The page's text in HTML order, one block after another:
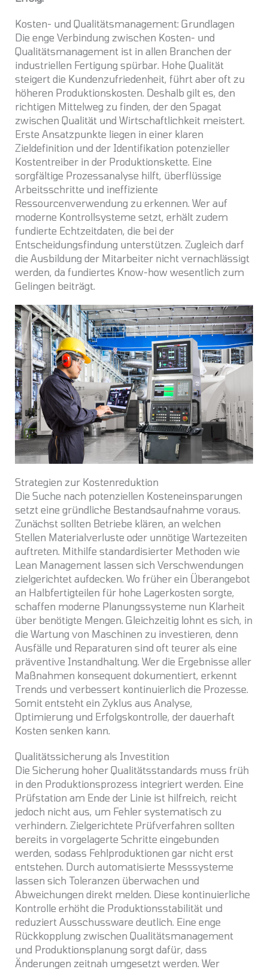
Kosten- und Qualitätsmanagement: Grundlagen
Die enge Verbindung zwischen Kosten- und
Qualitätsmanagement ist in allen Branchen der
industriellen Fertigung spürbar. Hohe Qualität
steigert die Kundenzufriedenheit, führt aber oft zu
höheren Produktionskosten. Deshalb gilt es, den
richtigen Mittelweg zu finden, der den Spagat
zwischen Qualität und Wirtschaftlichkeit meistert.
Erste Ansatzpunkte liegen in einer klaren
Zieldefinition und der Identifikation potenzieller
Kostentreiber in der Produktionskette. Eine
sorgfältige Prozessanalyse hilft, überflüssige
Arbeitsschritte und ineffiziente
Ressourcenverwendung zu erkennen. Wer auf
moderne Kontrollsysteme setzt, erhält zudem
fundierte Echtzeitdaten, die bei der
Entscheidungsfindung unterstützen. Zugleich darf
die Ausbildung der Mitarbeiter nicht vernachlässigt
werden, da fundiertes Know-how wesentlich zum
Gelingen beiträgt.
Strategien zur Kostenreduktion
Die Suche nach potenziellen Kosteneinsparungen
setzt eine gründliche Bestandsaufnahme voraus.
Zunächst sollten Betriebe klären, an welchen
Stellen Materialverluste oder unnötige Wartezeiten
auftreten. Mithilfe standardisierter Methoden wie
Lean Management lassen sich Verschwendungen
zielgerichtet aufdecken. Wo früher ein Überangebot
an Halbfertigteilen für hohe Lagerkosten sorgte,
schaffen moderne Planungssysteme nun Klarheit
über benötigte Mengen. Gleichzeitig lohnt es sich, in
die Wartung von Maschinen zu investieren, denn
Ausfälle und Reparaturen sind oft teurer als eine
präventive Instandhaltung. Wer die Ergebnisse aller
Maßnahmen konsequent dokumentiert, erkennt
Trends und verbessert kontinuierlich die Prozesse.
Somit entsteht ein Zyklus aus Analyse,
Optimierung und Erfolgskontrolle, der dauerhaft
Kosten senken kann.
Qualitätssicherung als Investition
Die Sicherung hoher Qualitätsstandards muss früh
in den Produktionsprozess integriert werden. Eine
Prüfstation am Ende der Linie ist hilfreich, reicht
jedoch nicht aus, um Fehler systematisch zu
verhindern. Zielgerichtete Prüfverfahren sollten
bereits in vorgelagerte Schritte eingebunden
werden, sodass Fehlproduktionen gar nicht erst
entstehen. Durch automatisierte Messsysteme
lassen sich Toleranzen überwachen und
Abweichungen direkt melden. Diese kontinuierliche
Kontrolle erhöht die Produktionsstabilität und
reduziert Ausschussware deutlich. Eine enge
Rückkopplung zwischen Qualitätsmanagement
und Produktionsplanung sorgt dafür, dass
Änderungen zeitnah umgesetzt werden. Wer